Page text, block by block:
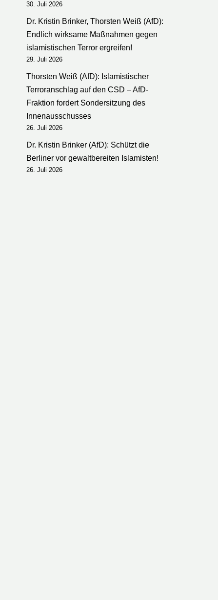
30. Juli 2026
Dr. Kristin Brinker, Thorsten Weiß (AfD):
Endlich wirksame Maßnahmen gegen
islamistischen Terror ergreifen!
29. Juli 2026
Thorsten Weiß (AfD): Islamistischer
Terroranschlag auf den CSD – AfD-
Fraktion fordert Sondersitzung des
Innenausschusses
26. Juli 2026
Dr. Kristin Brinker (AfD): Schützt die
Berliner vor gewaltbereiten Islamisten!
26. Juli 2026